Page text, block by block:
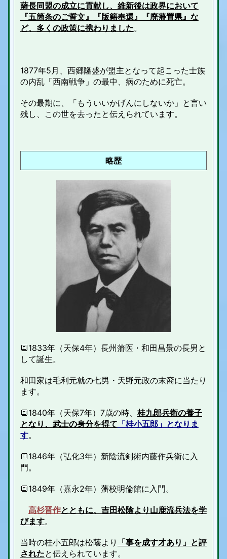
薩長同盟の成立に貢献し、維新後は政界において
『五箇条のご誓文』『版籍奉還』『廃藩置県』な
ど、多くの政策に携わりました。
1877年5月、西郷隆盛が盟主となって起こった士族
の内乱「西南戦争」の最中、病のために死亡。
その最期に、「もういいかげんにしないか」と言い
残し、この世を去ったと伝えられています。
略歴
🔳1833年（天保4年）長州藩医・和田昌景の長男と
して誕生。
和田家は毛利元就の七男・天野元政の末裔に当たり
ます。
🔳1840年（天保7年）7歳の時、 桂九郎兵衛の養子
となり、武士の身分を得て 「桂小五郎」となりま
す。
🔳1846年（弘化3年）新陰流剣術内藤作兵衛に入
門。
🔳1849年（嘉永2年）藩校明倫館に入門。
高杉晋作とともに、吉田松陰より山鹿流兵法を学
びます。
当時の桂小五郎は松蔭より
「事を成す才あり」と評
されたと伝えられています。